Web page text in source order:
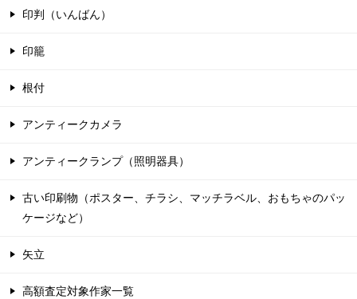
印判（いんばん）
印籠
根付
アンティークカメラ
アンティークランプ（照明器具）
古い印刷物（ポスター、チラシ、マッチラベル、おもちゃのパッ
ケージなど）
矢立
高額査定対象作家一覧